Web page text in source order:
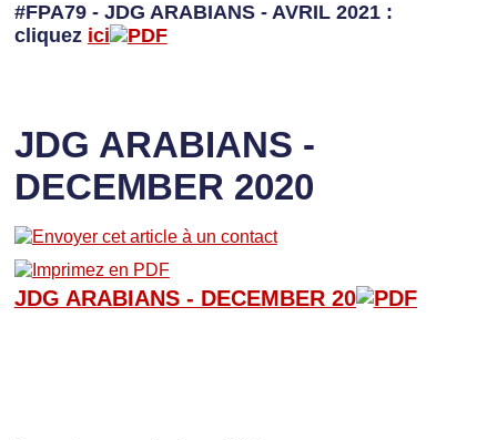
#FPA79 - JDG ARABIANS - AVRIL 2021 :
cliquez ici
JDG ARABIANS -
DECEMBER 2020
JDG ARABIANS - DECEMBER 20